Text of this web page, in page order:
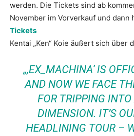
werden. Die Tickets sind ab
November im Vorverkauf und dann
Tickets
Kentai „Ken“ Koie äußert sich über
„‚EX_MACHINA‘ IS
AND NOW WE FACE
FOR TRIPPING
DIMENSION. IT’S
HEADLINING TOUR –